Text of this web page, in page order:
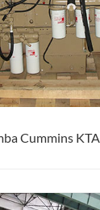
Cummins